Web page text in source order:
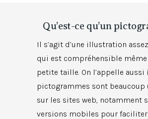
Qu’est-ce qu’un
Il s’agit d’une illustration
qui est compréhensible même
petite taille. On l’appelle aussi
pictogrammes sont beaucoup
sur les sites web, notamment
versions mobiles pour